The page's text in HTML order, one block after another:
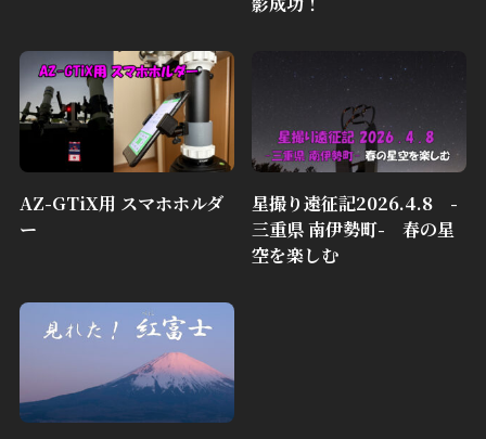
AZ-GTiX用 スマホホルダ
ー
星撮り遠征記2026.4.8 -
三重県 南伊勢町- 春の星
空を楽しむ